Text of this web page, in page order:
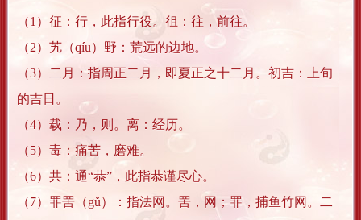
（1）征：行，此指行役。徂：往，前往。
（2）艽（qíu）野：荒远的边地。
（3）二月：指周正二月，即夏正之十二月。初吉：上旬
的吉日。
（4）载：乃，则。离：经历。
（5）毒：痛苦，磨难。
（6）共：通“恭”，此指恭谨尽心。
（7）罪罟（gǔ）：指法网。罟，网；罪，捕鱼竹网。二